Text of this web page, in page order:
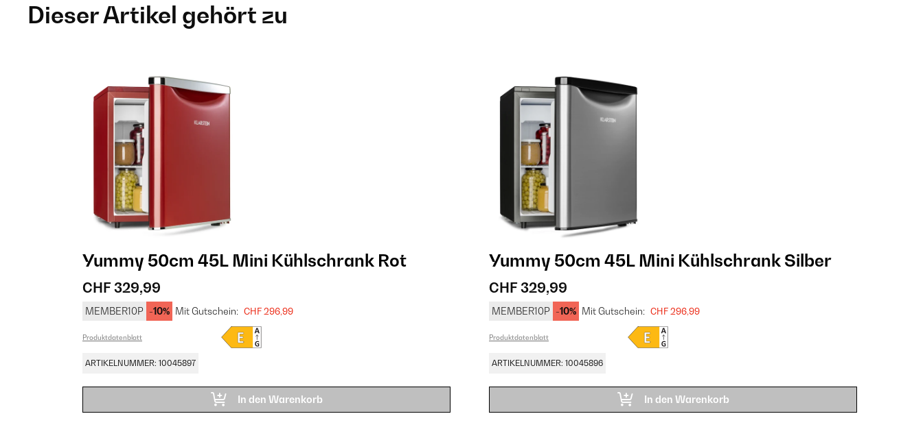
Dieser Artikel gehört zu
Yummy 50cm 45L Mini Kühlschrank​ Rot
CHF 329,99
MEMBER10P -10% Mit Gutschein: CHF 296,99
Produktdatenblatt
ARTIKELNUMMER: 10045897
In den Warenkorb
Yummy 50cm 45L Mini Kühlschrank​ Silber
CHF 329,99
MEMBER10P -10% Mit Gutschein: CHF 296,99
Produktdatenblatt
ARTIKELNUMMER: 10045896
In den Warenkorb